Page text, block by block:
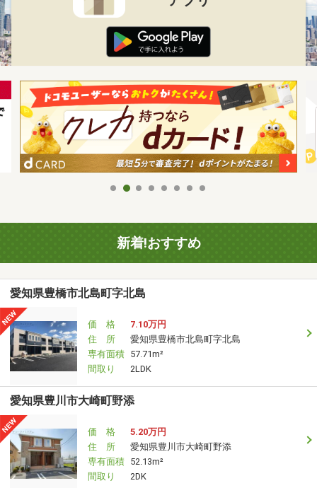
新着!おすすめ
愛知県豊橋市北島町字北島
価 格
7.10万円
住 所
愛知県豊橋市北島町字北島
専有面積 57.71m²
間取り
2LDK
愛知県豊川市大崎町野添
価 格
5.20万円
住 所
愛知県豊川市大崎町野添
専有面積 52.13m²
間取り
2DK